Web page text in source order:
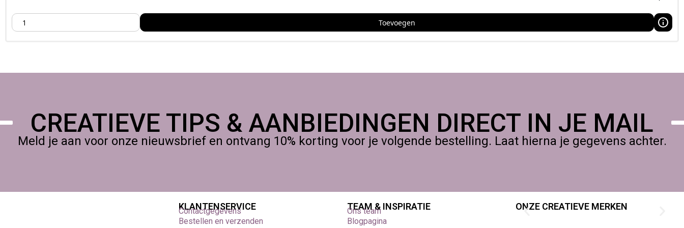
Bestel bij Foamtastic Crafts, Verzenden of
(of op een creatieve conventie in Nederland) is mogelijk,
Toevoegen
CREATIEVE TIPS & AANBIEDINGEN DIRECT IN JE MAIL
Meld je aan voor onze nieuwsbrief en ontvang 10% korting voor je volgende bestelling. Laat hierna je gegevens achter.
KLANTENSERVICE
Contactgegevens
Bestellen en verzenden
TEAM & INSPIRATIE
Ons team
Blogpagina
ONZE CREATIEVE MERKEN